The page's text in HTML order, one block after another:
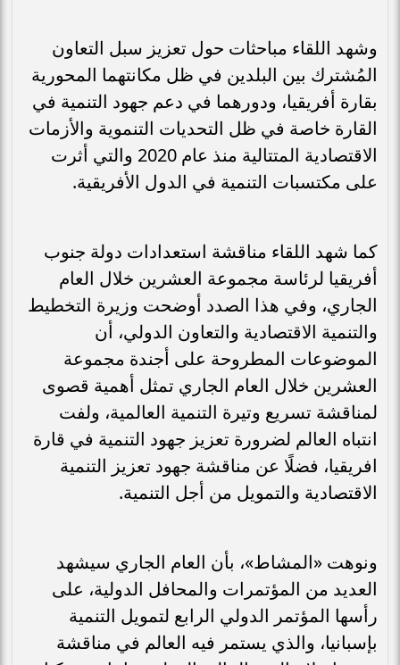
وشهد اللقاء مباحثات حول تعزيز سبل التعاون
المُشترك بين البلدين في ظل مكانتهما المحورية
بقارة أفريقيا، ودورهما في دعم جهود التنمية في
القارة خاصة في ظل التحديات التنموية والأزمات
الاقتصادية المتتالية منذ عام 2020 والتي أثرت
على مكتسبات التنمية في الدول الأفريقية.
كما شهد اللقاء مناقشة استعدادات دولة جنوب
أفريقيا لرئاسة مجموعة العشرين خلال العام
الجاري، وفي هذا الصدد أوضحت وزيرة التخطيط
والتنمية الاقتصادية والتعاون الدولي، أن
الموضوعات المطروحة على أجندة مجموعة
العشرين خلال العام الجاري تمثل أهمية قصوى
لمناقشة تسريع وتيرة التنمية العالمية، ولفت
انتباه العالم لضرورة تعزيز جهود التنمية في قارة
افريقيا، فضلًا عن مناقشة جهود تعزيز التنمية
الاقتصادية والتمويل من أجل التنمية.
ونوهت «المشاط»، بأن العام الجاري سيشهد
العديد من المؤتمرات والمحافل الدولية، على
رأسها المؤتمر الدولي الرابع لتمويل التنمية
بإسبانيا، والذي يستمر فيه العالم في مناقشة